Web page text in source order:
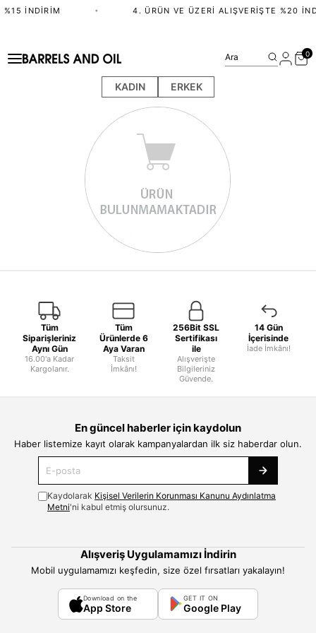
İNDIRIM • 4. ÜRÜN VE ÜZERI ALIŞVERIŞTE %20
KADIN ERKEK
Ara 0
Tüm
Siparişleriniz
Aynı Gün
16.00'a Kadar
Kargolanır.
Tüm
Ürünlerde 6
Aya Varan
Taksit
İmkânı!
256Bit SSL
Sertifikası
ile
Alışverişte
Bilgileriniz
Güvende.
14 Gün
İçerisinde
İade İmkânı!
En güncel haberler için kaydolun
Haber listemize kayıt olarak kampanyalardan ilk siz haberdar olun.
Kaydolarak Kişisel Verilerin Korunması Kanunu Aydınlatma
Metni'ni kabul etmiş olursunuz.
Alışveriş Uygulamamızı İndirin
Mobil uygulamamızı keşfedin, size özel fırsatları yakalayın!
Download on the
App Store
GET IT ON
Google Play